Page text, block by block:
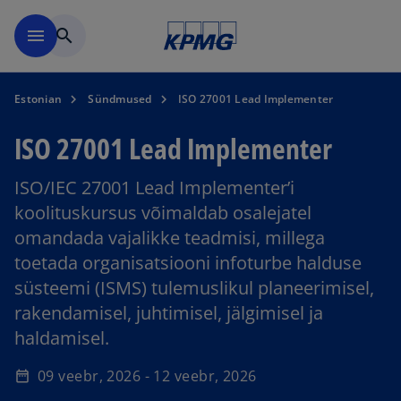
menu search
Estonian Sündmused ISO 27001 Lead Implementer
ISO 27001 Lead Implementer
ISO/IEC 27001 Lead Implementer’i
koolituskursus võimaldab osalejatel
omandada vajalikke teadmisi, millega
toetada organisatsiooni infoturbe halduse
süsteemi (ISMS) tulemuslikul planeerimisel,
rakendamisel, juhtimisel, jälgimisel ja
haldamisel.
date_range 09 veebr, 2026 - 12 veebr, 2026
o